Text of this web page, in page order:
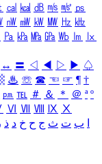
㎈ ㎉ ㏈ ㎧ ㎨ ㎰
㎻ ㎽ ㎾ ㎿ ㎐ ㎑
㎩ ㎪ ㎫ ㎬ ㏝ ㏐
㏓
↔ 〓 ◁ ◀ ▷ ▶ ♤
♨ ☏ ☎ ☜ ☞ ¶ †
㏘ ℡ ＃ ＆ ＊ ＠ ª º
Ⅵ Ⅶ Ⅷ Ⅸ Ⅹ
ب ت ث ج ح خ د ذ ر